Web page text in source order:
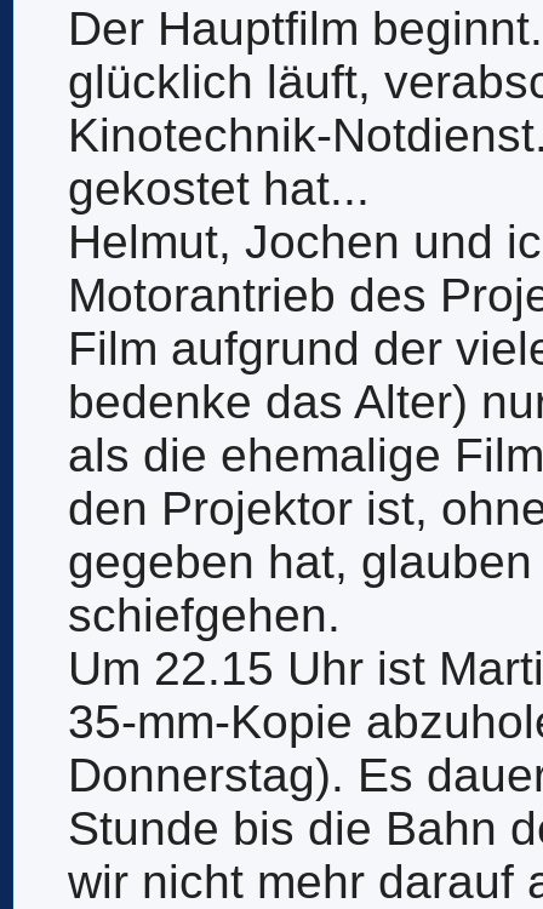
Der Hauptfilm
glücklich läuft,
Kinotechnik-
gekostet hat...
Helmut, Jochen und
Motorantrieb des
Film aufgrund der
bedenke das Alter)
als die ehemalige
den Projektor ist,
gegeben hat,
schiefgehen.
Um 22.15 Uhr ist
35-mm-Kopie
Donnerstag). Es
Stunde bis die Bahn
wir nicht mehr darauf